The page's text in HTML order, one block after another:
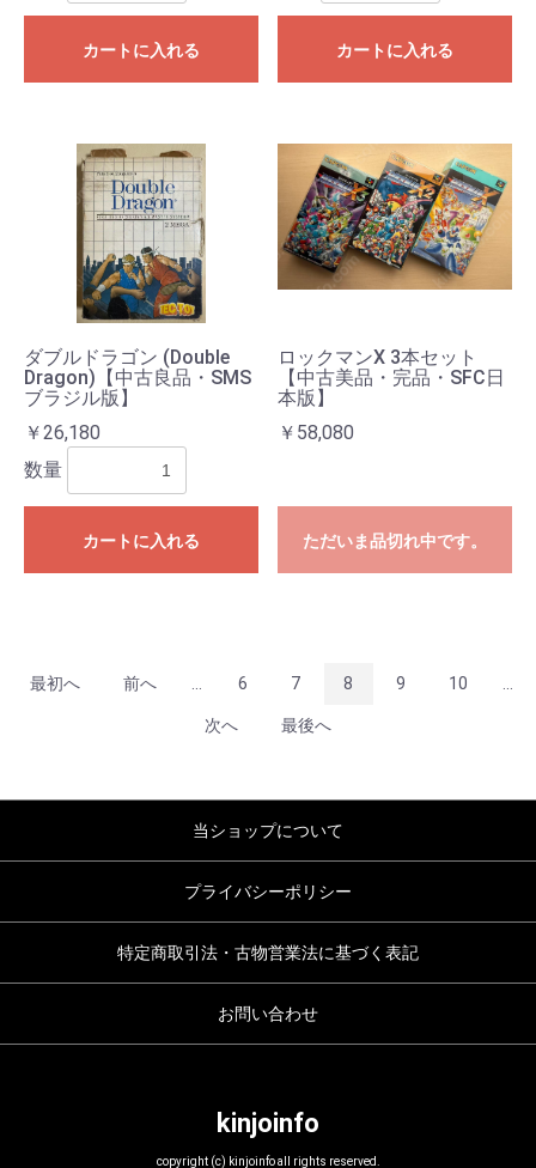
カートに入れる カートに入れる
ダブルドラゴン (Double
Dragon)【中古良品・SMS
ブラジル版】
￥26,180
数量
カートに入れる
ロックマンX 3本セット
【中古美品・完品・SFC日
本版】
￥58,080
ただいま品切れ中です。
最初へ 前へ 6 7 8 9 10
次へ 最後へ
当ショップについて
プライバシーポリシー
特定商取引法・古物営業法に基づく表記
お問い合わせ
kinjoinfo
copyright (c) kinjoinfo all rights reserved.